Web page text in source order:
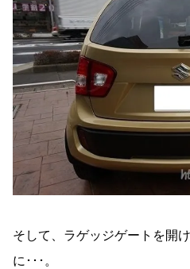
そして、ラゲッジゲートを開
に･･･。